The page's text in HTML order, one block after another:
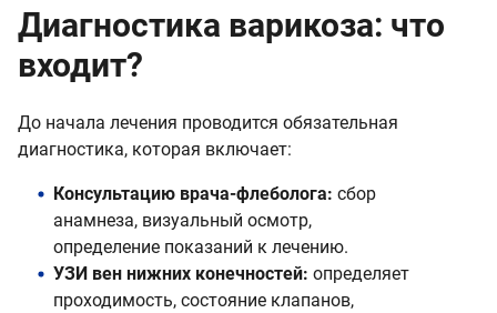
Диагностика варикоза: что
входит?
До начала лечения проводится обязательная
диагностика, которая включает:
Консультацию врача-флеболога: сбор
анамнеза, визуальный осмотр,
определение показаний к лечению.
УЗИ вен нижних конечностей: определяет
проходимость, состояние клапанов,